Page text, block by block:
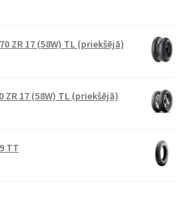
ZR 17 (58W) TL (priekšējā)
ZR 17 (58W) TL (priekšējā)
TT